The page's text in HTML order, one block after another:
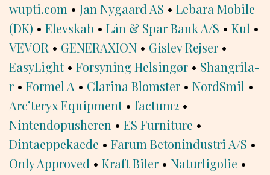
wupti.com • Jan Nygaard AS • Lebara Mobile
(DK) • Elevskab • Lån & Spar Bank A/S • Kul •
VEVOR • GENERAXION • Gislev Rejser •
EasyLight• Forsyning Helsingør • Shangrila-
r • Formel A • Clarina Blomster • NordSmil •
Arc’teryx Equipment• factum2 •
Nintendopusheren • ES Furniture •
Dintaeppekaede • Farum Betonindustri A/S •
Only Approved • Kraft Biler • Naturligolie •